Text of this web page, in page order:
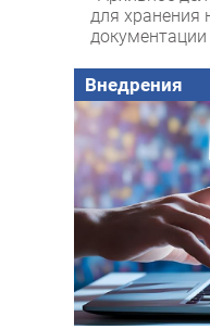
для хранения
документации
Внедрения